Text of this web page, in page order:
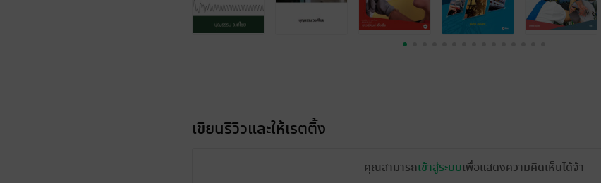
เขียนรีวิวและให้เรตติ้ง
คุณสามารถเข้าสู่ระบบเพื่อแสดงความคิดเห็นได้จ้า